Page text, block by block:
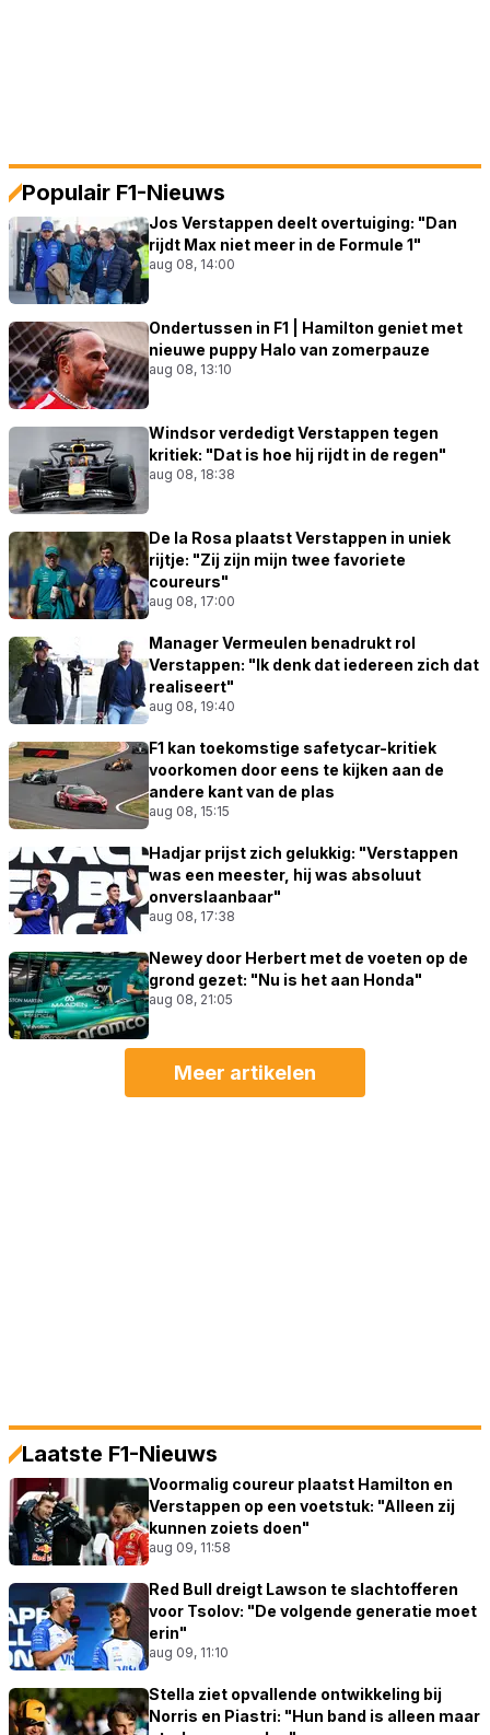
Populair F1-Nieuws
Jos Verstappen deelt overtuiging: "Dan
rijdt Max niet meer in de Formule 1"
aug 08, 14:00
Ondertussen in F1 | Hamilton geniet met
nieuwe puppy Halo van zomerpauze
aug 08, 13:10
Windsor verdedigt Verstappen tegen
kritiek: "Dat is hoe hij rijdt in de regen"
aug 08, 18:38
De la Rosa plaatst Verstappen in uniek
rijtje: "Zij zijn mijn twee favoriete
coureurs"
aug 08, 17:00
Manager Vermeulen benadrukt rol
Verstappen: "Ik denk dat iedereen zich dat
realiseert"
aug 08, 19:40
F1 kan toekomstige safetycar-kritiek
voorkomen door eens te kijken aan de
andere kant van de plas
aug 08, 15:15
Hadjar prijst zich gelukkig: "Verstappen
was een meester, hij was absoluut
onverslaanbaar"
aug 08, 17:38
Newey door Herbert met de voeten op de
grond gezet: "Nu is het aan Honda"
aug 08, 21:05
Meer artikelen
Laatste F1-Nieuws
Voormalig coureur plaatst Hamilton en
Verstappen op een voetstuk: "Alleen zij
kunnen zoiets doen"
aug 09, 11:58
Red Bull dreigt Lawson te slachtofferen
voor Tsolov: "De volgende generatie moet
erin"
aug 09, 11:10
Stella ziet opvallende ontwikkeling bij
Norris en Piastri: "Hun band is alleen maar